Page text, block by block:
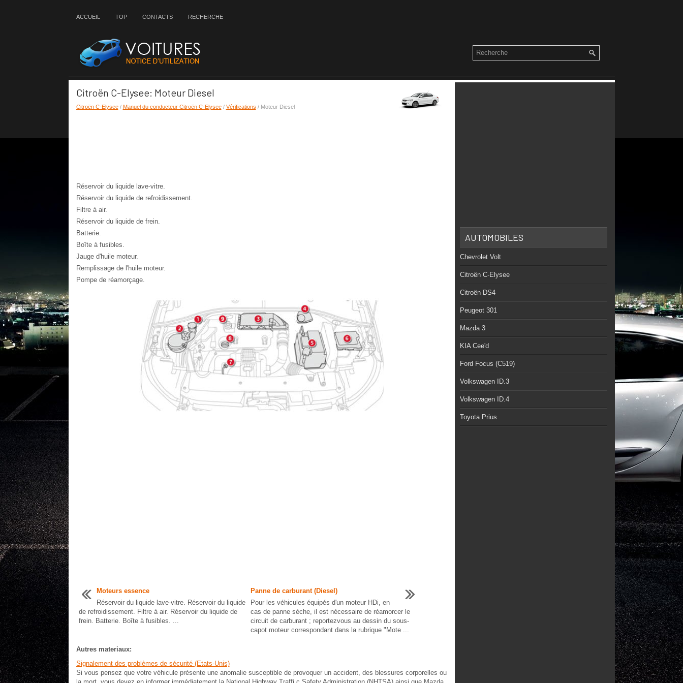
ACCUEIL TOP CONTACTS RECHERCHE
Citroën C-Elysee: Moteur Diesel
Citroën C-Elysee/ Manuel du conducteur Citroën C-Elysee/ Vérifications / Moteur Diesel
Réservoir du liquide lave-vitre.
Réservoir du liquide de refroidissement.
Filtre à air.
Réservoir du liquide de frein.
Batterie.
Boîte à fusibles.
Jauge d'huile moteur.
Remplissage de l'huile moteur.
Pompe de réamorçage.
Moteurs essence
Réservoir du liquide lave-vitre. Réservoir du liquide
de refroidissement. Filtre à air. Réservoir du liquide de
frein. Batterie. Boîte à fusibles. ...
Panne de carburant (Diesel)
Pour les véhicules équipés d'un moteur HDi, en
cas de panne sèche, il est nécessaire de réamorcer le
circuit de carburant ; reportezvous au dessin du sous-
capot moteur correspondant dans la rubrique "Mote ...
Autres materiaux:
Signalement des problèmes de sécurité (Etats-Unis)
Si vous pensez que votre véhicule présente une anomalie susceptible de provoquer un accident, des blessures corporelles ou
AUTOMOBILES
Chevrolet Volt
Citroën C-Elysee
Citroën DS4
Peugeot 301
Mazda 3
KIA Cee'd
Ford Focus (C519)
Volkswagen ID.3
Volkswagen ID.4
Toyota Prius